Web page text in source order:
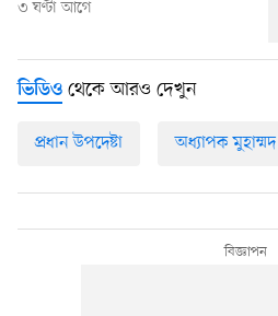
৩ ঘণ্টা আগে
ভিডিও থেকে আরও দেখুন
প্রধান উপদেষ্টা অধ্যাপক